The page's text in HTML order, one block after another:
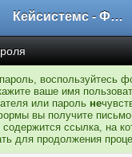
Кейсистемс - Форумы
воспользуйтесь
ваше имя
или пароль не
вы получите
ссылка, на
для продолжения